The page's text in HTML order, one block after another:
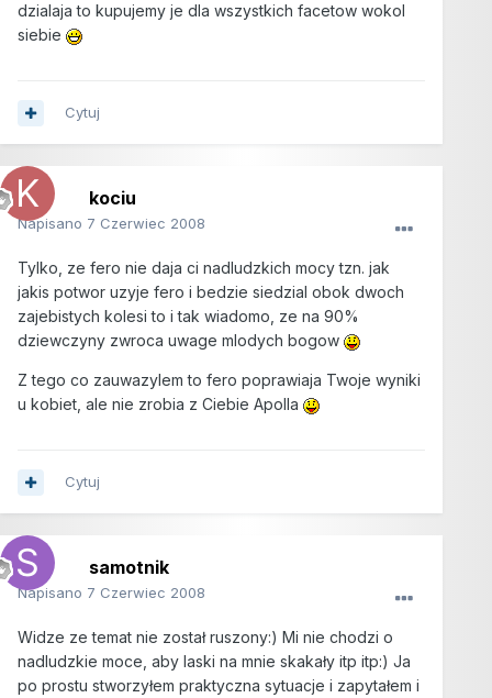
dzialaja to kupujemy je dla wszystkich facetow wokol
siebie
Cytuj
kociu
Napisano 7 Czerwiec 2008
Tylko, ze fero nie daja ci nadludzkich mocy tzn. jak
jakis potwor uzyje fero i bedzie siedzial obok dwoch
zajebistych kolesi to i tak wiadomo, ze na 90%
dziewczyny zwroca uwage mlodych bogow
Z tego co zauwazylem to fero poprawiaja Twoje wyniki
u kobiet, ale nie zrobia z Ciebie Apolla
Cytuj
samotnik
Napisano 7 Czerwiec 2008
Widze ze temat nie został ruszony:) Mi nie chodzi o
nadludzkie moce, aby laski na mnie skakały itp itp:) Ja
po prostu stworzyłem praktyczna sytuacje i zapytałem i